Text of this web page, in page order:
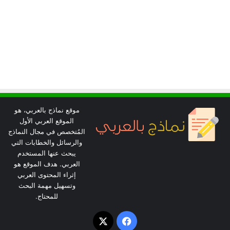
موقع نماذج بالعربي، هو
الموقع العربي الأول
المُتخصص في مجال النماذج
والرسائل والخطابات التي
يبحث عنها المستخدم
العربي. هدف الموقع هو
إثراء المحتوى العربي
وتسهيل مهمة البحث
للمحتاج.
فيسبوك
‫X